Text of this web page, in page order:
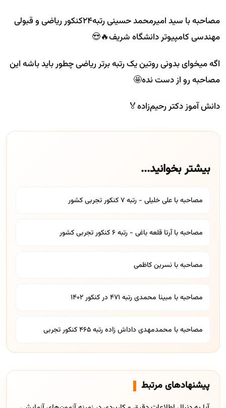
مصاحبه با سید امیرمحمد حسینی رتبه24کنکور ریاضی و قبولی
مهندسی کامپیوتر دانشگاه شریف🔥😍
اگه میخوای بدونی روتین یک رتبه برتر ریاضی چطور باید باشه این
مصاحبه رو از دست نده🤩
دانش آموز دکتر رحیم‌زاده🏅
بیشتر بخوانید...
مصاحبه با علی خلیلی - رتبه 7 کنکور تجربی کشور
مصاحبه با آرتا قلعه باغی - رتبه 6 کنکور تجربی کشور
مصاحبه با نسرین کاظمی
مصاحبه با مبینا محمدی رتبه ۴۷۱ در کنکور ۱۴۰۲
مصاحبه با محمدمهدی داداش زاده رتبه ۴۶۵ کنکور تجربی
پیشنهادهای مرتبط